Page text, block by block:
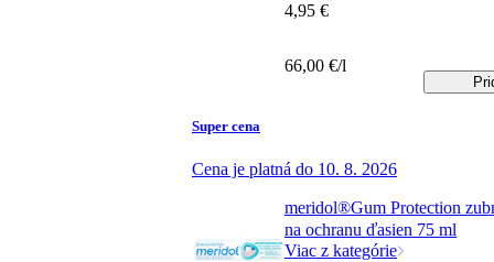
Super cena
Cena je platná do 10. 8. 2026
4,95 €
66,00 €/l
meridol®Gum Protection
na ochranu ďasien 75 ml
Viac z kategórie